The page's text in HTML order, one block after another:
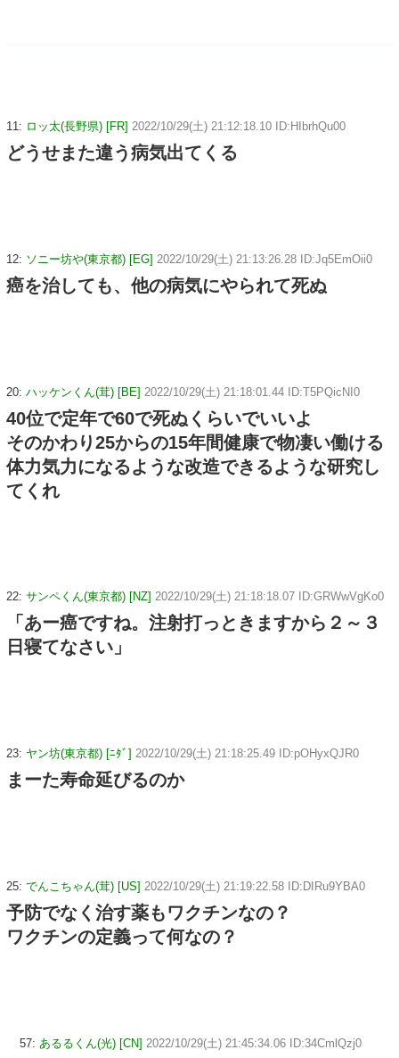
11: ロッ太(長野県) [FR] 2022/10/29(土) 21:12:18.10 ID:HIbrhQu00
どうせまた違う病気出てくる
12: ソニー坊や(東京都) [EG] 2022/10/29(土) 21:13:26.28 ID:Jq5EmOii0
癌を治しても、他の病気にやられて死ぬ
20: ハッケンくん(茸) [BE] 2022/10/29(土) 21:18:01.44 ID:T5PQicNI0
40位で定年で60で死ぬくらいでいいよ
そのかわり25からの15年間健康で物凄い働ける
体力気力になるような改造できるような研究し
てくれ
22: サンペくん(東京都) [NZ] 2022/10/29(土) 21:18:18.07 ID:GRWwVgKo0
「あー癌ですね。注射打っときますから２～３
日寝てなさい」
23: ヤン坊(東京都) [ﾆﾀﾞ] 2022/10/29(土) 21:18:25.49 ID:pOHyxQJR0
まーた寿命延びるのか
25: でんこちゃん(茸) [US] 2022/10/29(土) 21:19:22.58 ID:DIRu9YBA0
予防でなく治す薬もワクチンなの？
ワクチンの定義って何なの？
57: あるるくん(光) [CN] 2022/10/29(土) 21:45:34.06 ID:34CmlQzj0